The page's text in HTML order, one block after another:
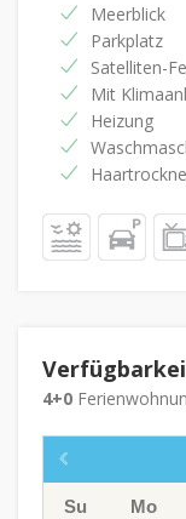
Meerblick
Parkplatz
Satelliten-
Mit
Heizung
4+0
Su Mo